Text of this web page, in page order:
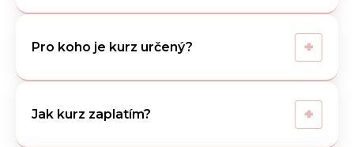
Pro koho je kurz určený? +
Jak kurz zaplatím? +